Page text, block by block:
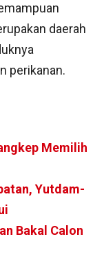
daerah
perikanan.
Memilih
Yutdam-
Bakal Calon